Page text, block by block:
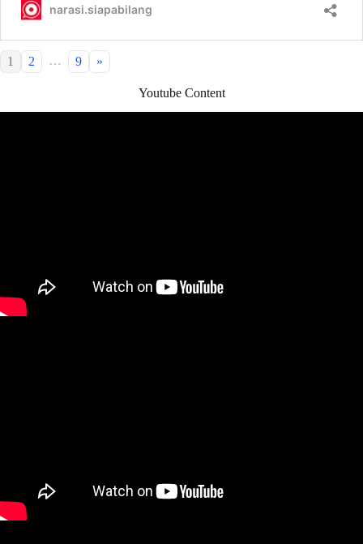
1 2 … 9 »
Youtube Content